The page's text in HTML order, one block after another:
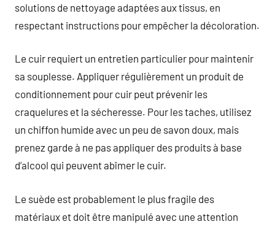
solutions de nettoyage adaptées aux tissus, en
respectant instructions pour empêcher la décoloration.
Le cuir requiert un entretien particulier pour maintenir
sa souplesse. Appliquer régulièrement un produit de
conditionnement pour cuir peut prévenir les
craquelures et la sécheresse. Pour les taches, utilisez
un chiffon humide avec un peu de savon doux, mais
prenez garde à ne pas appliquer des produits à base
d’alcool qui peuvent abîmer le cuir.
Le suède est probablement le plus fragile des
matériaux et doit être manipulé avec une attention